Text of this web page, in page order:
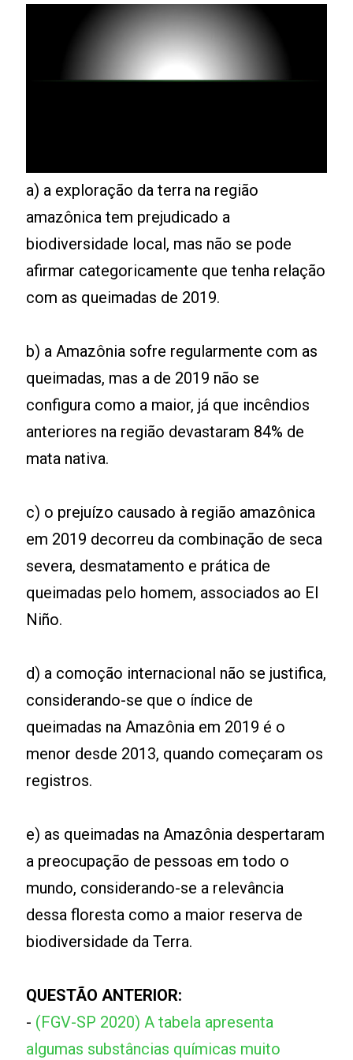
a) a exploração da terra na região
amazônica tem prejudicado a
biodiversidade local, mas não se pode
afirmar categoricamente que tenha relação
com as queimadas de 2019.
b) a Amazônia sofre regularmente com as
queimadas, mas a de 2019 não se
configura como a maior, já que incêndios
anteriores na região devastaram 84% de
mata nativa.
c) o prejuízo causado à região amazônica
em 2019 decorreu da combinação de seca
severa, desmatamento e prática de
queimadas pelo homem, associados ao El
Niño.
d) a comoção internacional não se justifica,
considerando-se que o índice de
queimadas na Amazônia em 2019 é o
menor desde 2013, quando começaram os
registros.
e) as queimadas na Amazônia despertaram
a preocupação de pessoas em todo o
mundo, considerando-se a relevância
dessa floresta como a maior reserva de
biodiversidade da Terra.
QUESTÃO ANTERIOR:
- (FGV-SP 2020) A tabela apresenta
algumas substâncias químicas muito